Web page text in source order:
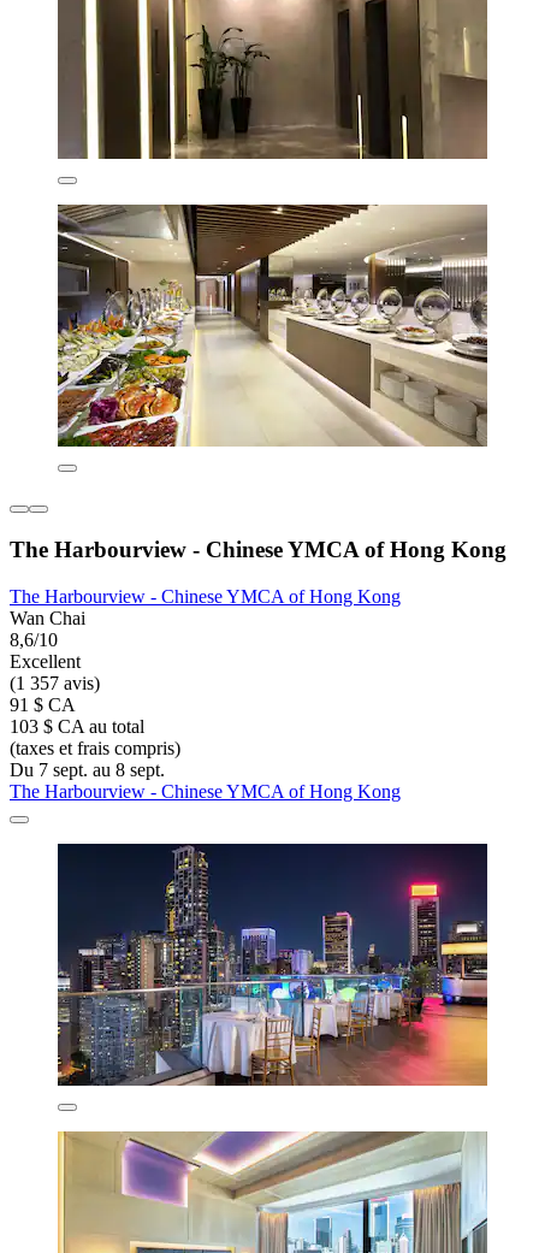
The Harbourview - Chinese YMCA of Hong Kong
The Harbourview - Chinese YMCA of Hong Kong
Wan Chai
8,6/10
Excellent
(1 357 avis)
91 $ CA
103 $ CA au total
(taxes et frais compris)
Du 7 sept. au 8 sept.
The Harbourview - Chinese YMCA of Hong Kong